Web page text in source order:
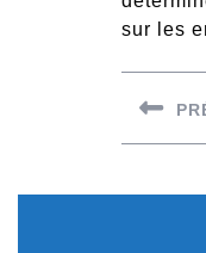
sur les
post: